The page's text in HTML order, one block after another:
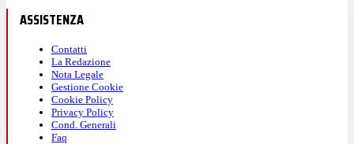
ASSISTENZA
Contatti
La Redazione
Nota Legale
Gestione Cookie
Cookie Policy
Privacy Policy
Cond. Generali
Faq